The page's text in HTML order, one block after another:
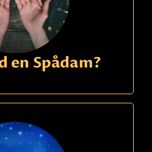
en Spådam?